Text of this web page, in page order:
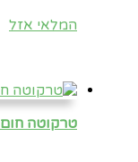
המלאי אזל
טרקוטה חום 15 ס״מ